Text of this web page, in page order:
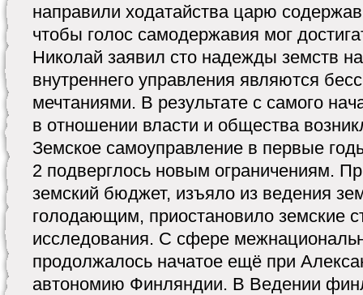
направили ходатайства царю
чтобы голос самодержавия мог
Николай заявил сто надежды земств
внутреннего управления являются
мечтаниями. В результате с самого
в отношении власти и общества
Земское самоуправление в первые
2 подверглось новым ограничениям.
земский бюджет, изъяло из ведения
голодающим, приостановило земские
исследования. С сфере
продолжалось начатое ещё при
автономию Финляндии. В Ведении